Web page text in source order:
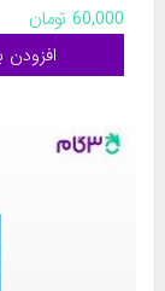
60,000 تومان